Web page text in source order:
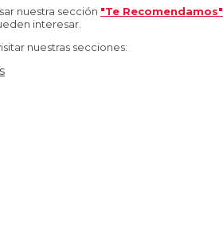
nuestra sección "Te Recomendamos"
interesar.
nuestras secciones: